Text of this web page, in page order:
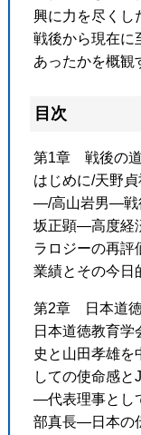
興に力を尽くし
戦後から現在に
あったかを概観
目次
第1章 戦後の道
はじめに/天野
―/高山岩男―戦
坂正顕―高度経
ラロジーの再
業績とその今
第2章 日本道徳
日本道徳教育
史と山田孝雄
しての使命感
―代表理事とし
部真長―日本の